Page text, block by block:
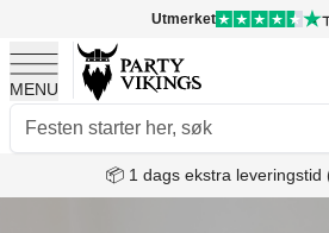
Utmerket
MENU
📦 1 dags ekstra leveringstid
Skip to Content